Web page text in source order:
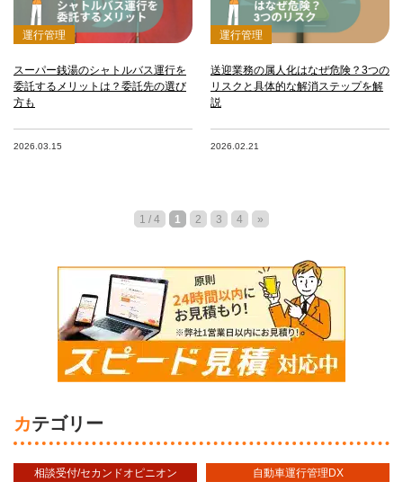
運行管理
スーパー銭湯のシャトルバス運行を
委託するメリットは？委託先の選び
方も
2026.03.15
運行管理
送迎業務の属人化はなぜ危険？3つの
リスクと具体的な解消ステップを解
説
2026.02.21
1 / 4 1 2 3 4 »
カテゴリー
相談受付/セカンドオピニオン 自動車運行管理DX